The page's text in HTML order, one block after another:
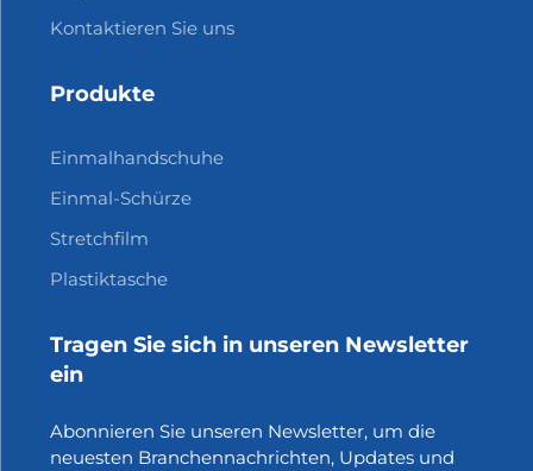
Kontaktieren Sie uns
Produkte
Einmalhandschuhe
Einmal-Schürze
Stretchfilm
Plastiktasche
Tragen Sie sich in unseren Newsletter
ein
Abonnieren Sie unseren Newsletter, um die
neuesten Branchennachrichten, Updates und